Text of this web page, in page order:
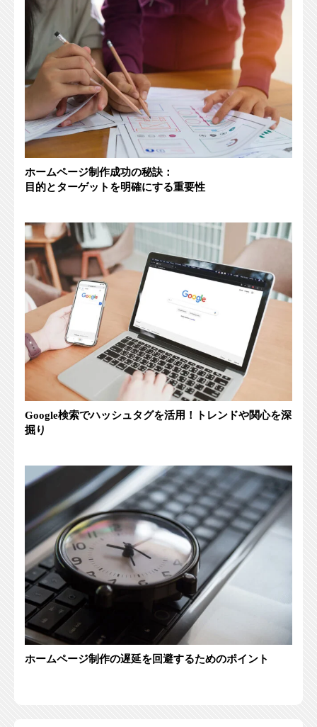
ホームページ制作成功の秘訣：
目的とターゲットを明確にする重要性
Google検索でハッシュタグを活用！トレンドや関心を深
掘り
ホームページ制作の遅延を回避するためのポイント